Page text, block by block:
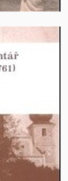
(1694–
978-80-